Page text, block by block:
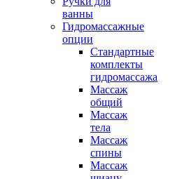
ванны
Гидромассажные
опции
Стандартные
комплекты
гидромассажа
Массаж
общий
Массаж
тела
Массаж
спины
Массаж